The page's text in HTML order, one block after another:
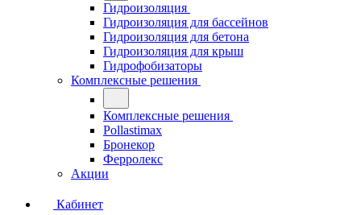
Гидроизоляция
Гидроизоляция для бассейнов
Гидроизоляция для бетона
Гидроизоляция для крыш
Гидрофобизаторы
Комплексные решения
Комплексные решения
Pollastimax
Бронекор
Ферролекс
Акции
Кабинет